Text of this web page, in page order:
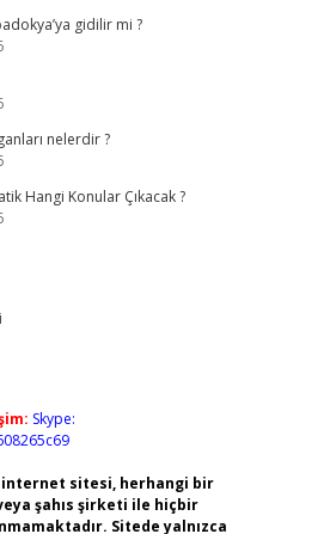
gidilir mi ?
nelerdir ?
Hangi Konular Çıkacak ?
Skype:
internet sitesi, herhangi bir
şahıs şirketi ile hiçbir
Sitede yalnızca